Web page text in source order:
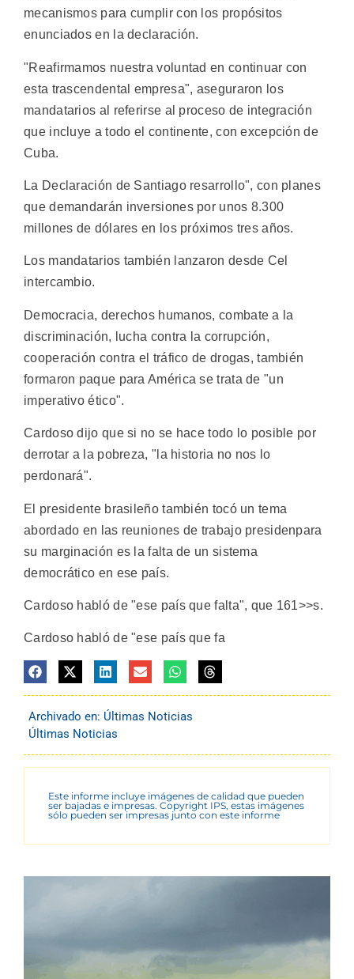
mecanismos para cumplir con los propósitos
enunciados en la declaración.
"Reafirmamos nuestra voluntad en continuar con
esta trascendental empresa", aseguraron los
mandatarios al referirse al proceso de integración
que incluye a todo el continente, con excepción de
Cuba.
La Declaración de Santiago resarrollo", con planes
que demandarán inversiones por unos 8.300
millones de dólares en los próximos tres años.
Los mandatarios también lanzaron desde Cel
intercambio.
Democracia, derechos humanos, combate a la
discriminación, lucha contra la corrupción,
cooperación contra el tráfico de drogas, también
formaron paque para América se trata de "un
imperativo ético".
Cardoso dijo que si no se hace todo lo posible por
derrotar a la pobreza, "la historia no nos lo
perdonará".
El presidente brasileño también tocó un tema
abordado en las reuniones de trabajo presidenpara
su marginación es la falta de un sistema
democrático en ese país.
Cardoso habló de "ese país que falta", que 161>>s.
Cardoso habló de "ese país que fa
Archivado en: Últimas Noticias
Últimas Noticias
Este informe incluye imágenes de calidad que pueden
ser bajadas e impresas. Copyright IPS, estas imágenes
sólo pueden ser impresas junto con este informe